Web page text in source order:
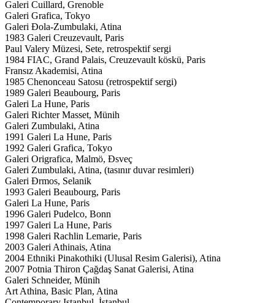
Galeri Cuillard, Grenoble
Galeri Grafica, Tokyo
Galeri Đola-Zumbulaki, Atina
1983 Galeri Creuzevault, Paris
Paul Valery Müzesi, Sete, retrospektif sergi
1984 FIAC, Grand Palais, Creuzevault köskü, Paris
Fransız Akademisi, Atina
1985 Chenonceau Satosu (retrospektif sergi)
1989 Galeri Beaubourg, Paris
Galeri La Hune, Paris
Galeri Richter Masset, Münih
Galeri Zumbulaki, Atina
1991 Galeri La Hune, Paris
1992 Galeri Grafica, Tokyo
Galeri Origrafica, Malmö, Đsveç
Galeri Zumbulaki, Atina, (tasınır duvar resimleri)
Galeri Đrmos, Selanik
1993 Galeri Beaubourg, Paris
Galeri La Hune, Paris
1996 Galeri Pudelco, Bonn
1997 Galeri La Hune, Paris
1998 Galeri Rachlin Lemarie, Paris
2003 Galeri Athinais, Atina
2004 Ethniki Pinakothiki (Ulusal Resim Galerisi), Atina
2007 Potnia Thiron Çağdaş Sanat Galerisi, Atina
Galeri Schneider, Münih
Art Athina, Basic Plan, Atina